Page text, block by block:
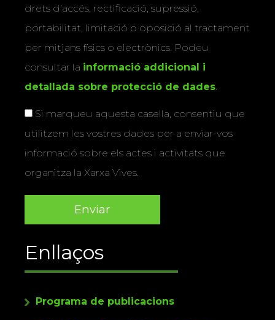
drets d’accés, rectificació, supressió,
portabilitat, limitació o oposició al tractament
per mitjans físics o electrònics. Podeu
consultar la informació addicional i
detallada sobre protecció de dades.
Si marqueu aquesta casella, consentiu que
utilitzem les vostres dades per a enviar-vos
informació sobre els actes i activitats que
organitza la Xarxa Vives.
Enllaços
Programa de publicacions